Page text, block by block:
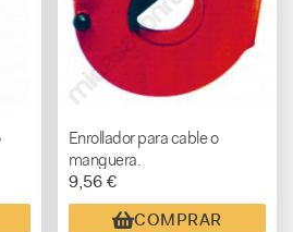
Enrollador para cable o
manguera.
9,56 €
COMPRAR